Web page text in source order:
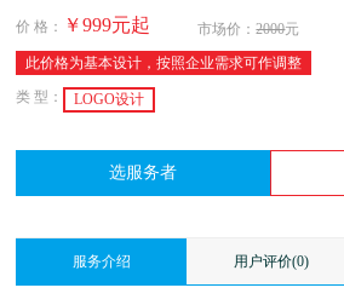
市场价：2000元
价 格： ￥999元起
此价格为基本设计，按照企业需求可作调整
类 型：
LOGO设计
选服务者
服务介绍 用户评价(0)